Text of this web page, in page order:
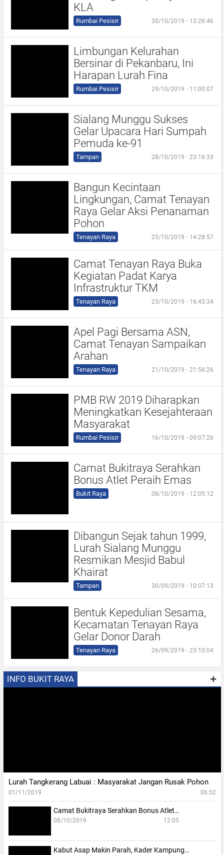
INFO BUKIT RAYA
Lurah Tangkerang Labuai : Masyarakat Jangan Rusak Pohon
01/11/2019 06:52
Camat Bukitraya Serahkan Bonus Atlet…
08/10/2019 12:05
Kabut Asap Makin Parah, Kader Kampung…
KLA
Rumbai Pesisir 30/10/2019 ⋅ 13:26:46
Limbungan Kelurahan
Bersinar di Pekanbaru, Ini
Harapan Lurah Fina
Rumbai Pesisir 29/10/2019 ⋅ 11:00:07
Sialang Munggu Sukses
Gelar Upacara Hari Sumpah
Pemuda ke-91
Tampan 28/10/2019 ⋅ 23:16:33
Bangun Kecintaan
Lingkungan, Camat Tenayan
Raya Gelar Aksi Penanaman
Pohon
Tenayan Raya 25/10/2019 ⋅ 14:28:57
Camat Tenayan Raya Buka
Kegiatan Padat Karya
Infrastruktur TKM
Tenayan Raya 23/10/2019 ⋅ 16:45:34
Apel Pagi Bersama ASN,
Camat Tenayan Sampaikan
Arahan
Tenayan Raya 21/10/2019 ⋅ 21:56:26
PMB RW 2019 Diharapkan
Meningkatkan Kesejahteraan
Masyarakat
Rumbai Pesisir 16/10/2019 ⋅ 09:07:26
Camat Bukitraya Serahkan
Bonus Atlet Peraih Emas
Bukit Raya 08/10/2019 ⋅ 12:05:12
Dibangun Sejak tahun 1999,
Lurah Sialang Munggu
Resmikan Mesjid Babul
Khairat
Tampan 30/09/2019 ⋅ 10:07:13
Bentuk Kepedulian Sesama,
Kecamatan Tenayan Raya
Gelar Donor Darah
Tenayan Raya 26/09/2019 ⋅ 23:10:04